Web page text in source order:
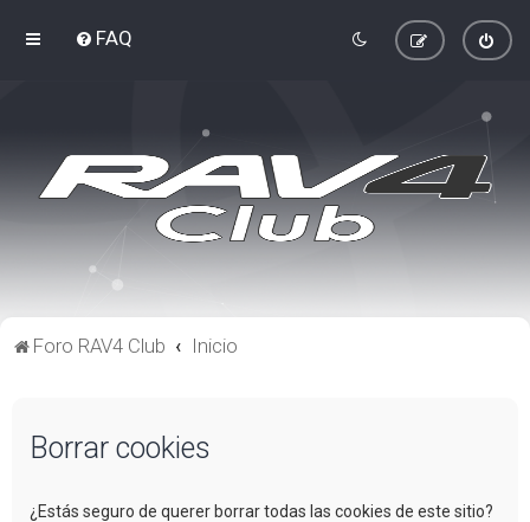
FAQ
Foro RAV4 Club Inicio
Borrar cookies
¿Estás seguro de querer borrar todas las cookies de este sitio?